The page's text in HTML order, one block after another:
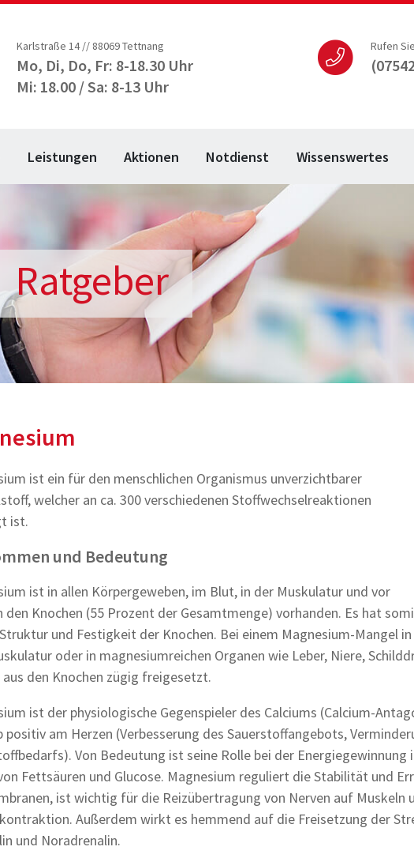
Karlstraße 14 // 88069 Tettnang
Mo, Di, Do, Fr: 8-18.30 Uhr
Mi: 18.00 / Sa: 8-13 Uhr
Rufen
Leistungen Aktionen Notdienst Wissenswertes
Ratgeber
ist ein für den menschlichen Organismus unverzichtbarer
welcher an ca. 300 verschiedenen Stoffwechselreaktionen
ist.
und Bedeutung
ist in allen Körpergeweben, im Blut, in der Muskulatur und vor
den Knochen (55 Prozent der Gesamtmenge) vorhanden. Es hat
und Festigkeit der Knochen. Bei einem Magnesium-Mangel
oder in magnesiumreichen Organen wie Leber, Niere,
den Knochen zügig freigesetzt.
ist der physiologische Gegenspieler des Calciums (Calcium-
positiv am Herzen (Verbesserung des Sauerstoffangebots,
Von Bedeutung ist seine Rolle bei der Energiegewinnung
Fettsäuren und Glucose. Magnesium reguliert die Stabilität und
ist wichtig für die Reizübertragung von Nerven auf Muskeln
Außerdem wirkt es hemmend auf die Freisetzung der
und Noradrenalin.